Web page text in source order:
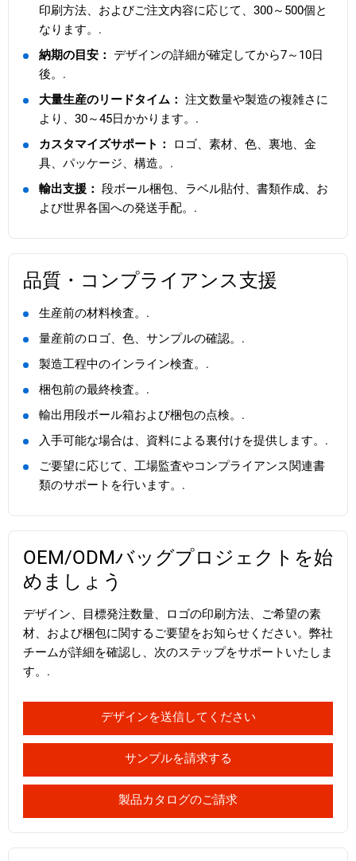
印刷方法、およびご注文内容に応じて、300～500個と
なります。.
納期の目安：
デザインの詳細が確定してから7～10日
後。.
大量生産のリードタイム： 注文数量や製造の複雑さに
より、30～45日かかります。.
カスタマイズサポート：
ロゴ、素材、色、裏地、金
具、パッケージ、構造。.
輸出支援： 段ボール梱包、ラベル貼付、書類作成、お
よび世界各国への発送手配。.
品質・コンプライアンス支援
生産前の材料検査。.
量産前のロゴ、色、サンプルの確認。.
製造工程中のインライン検査。.
梱包前の最終検査。.
輸出用段ボール箱および梱包の点検。.
入手可能な場合は、資料による裏付けを提供します。.
ご要望に応じて、工場監査やコンプライアンス関連書
類のサポートを行います。.
OEM/ODMバッグプロジェクトを始
めましょう
デザイン、目標発注数量、ロゴの印刷方法、ご希望の素
材、および梱包に関するご要望をお知らせください。弊社
チームが詳細を確認し、次のステップをサポートいたしま
す。.
デザインを送信してください
サンプルを請求する
製品カタログのご請求